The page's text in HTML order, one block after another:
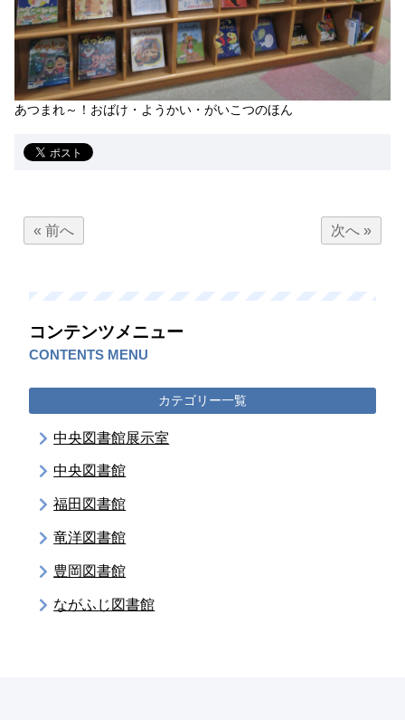
あつまれ～！おばけ・ようかい・がいこつのほん
« 前へ 次へ »
コンテンツメニュー
CONTENTS MENU
カテゴリー一覧
中央図書館展示室
中央図書館
福田図書館
竜洋図書館
豊岡図書館
ながふじ図書館